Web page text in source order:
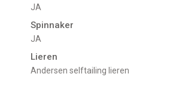
JA
Spinnaker
JA
Lieren
Andersen selftailing lieren